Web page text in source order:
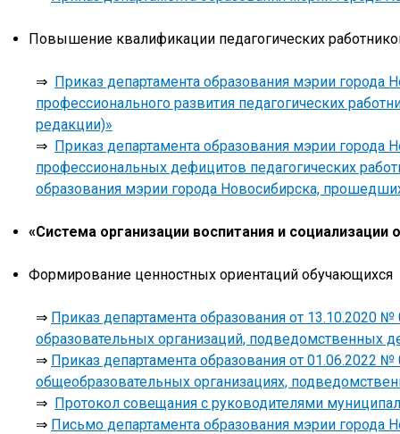
Повышение квалификации педагогических
⇒ Приказ департамента образования мэрии
профессионального развития педагогических
редакции)»
⇒ Приказ департамента образования мэрии города
профессиональных дефицитов педагогических
образования мэрии города Новосибирска,
«Система организации воспитания и социализации
Формирование ценностных ориентаций обучающихся
⇒ Приказ департамента образования от 13.10.2020
образовательных организаций, подведомственных
⇒ Приказ департамента образования от 01.06.2022
общеобразовательных организациях,
⇒ Протокол совещания с руководителями
⇒ Письмо департамента образования мэрии города